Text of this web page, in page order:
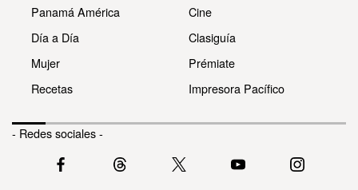
Panamá América
Día a Día
Mujer
Recetas
Cine
Clasiguía
Prémiate
Impresora Pacífico
- Redes sociales -